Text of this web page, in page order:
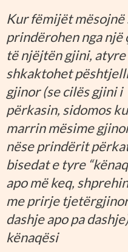
Kur fëmijët mësojnë
prindërohen nga një
të njëjtën gjini, atyre
shkaktohet
gjinor (se cilës gjini i
përkasin, sidomos
marrin mësime
nëse prindërit
bisedat e tyre
apo më keq,
me prirje
dashje apo pa
kënaqësi